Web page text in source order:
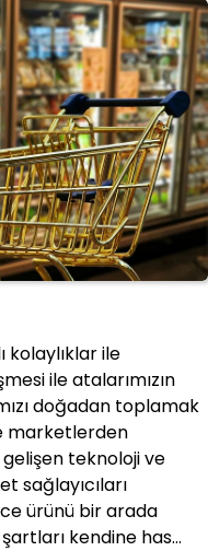
kolaylıklar ile
ile atalarımızın
doğadan toplamak
marketlerden
teknoloji ve
sağlayıcıları
ürünü bir arada
kendine has…